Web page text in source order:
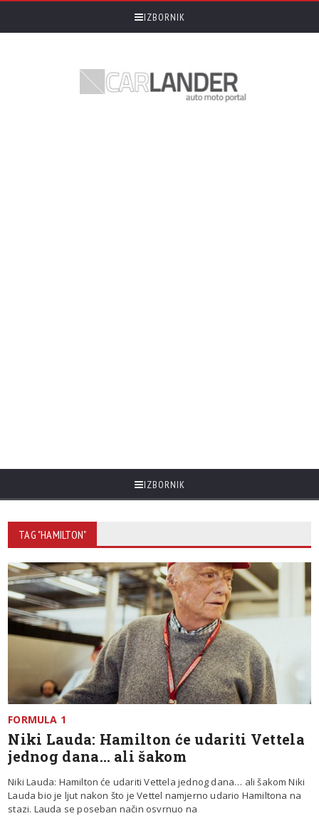
IZBORNIK
IZBORNIK
TAG "HAMILTON"
FORMULA 1
Niki Lauda: Hamilton će udariti Vettela
jednog dana… ali šakom
Niki Lauda: Hamilton će udariti Vettela jednog dana… ali šakom Niki
Lauda bio je ljut nakon što je Vettel namjerno udario Hamiltona na
stazi. Lauda se poseban način osvrnuo na